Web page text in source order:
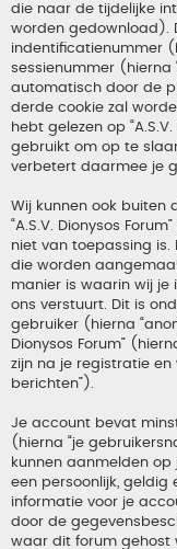
die naar de tijdelijke
worden gedownload).
indentificatienummer
sessienummer (hierna
automatisch door de
derde cookie zal
hebt gelezen op
gebruikt om op te
verbetert daarmee je
Wij kunnen ook buiten
“A.S.V. Dionysos
niet van toepassing is.
die worden
manier is waarin wij je
ons verstuurt. Dit is
gebruiker (hierna
Dionysos Forum”
zijn na je registratie
berichten”).
Je account bevat
(hierna “je
kunnen aanmelden
een persoonlijk, geldig
informatie voor je
door de
waar dit forum gehost